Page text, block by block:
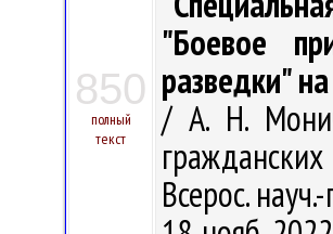
850
полный
текст
"Боевое
разведки"
/ А. Н.
Всерос.